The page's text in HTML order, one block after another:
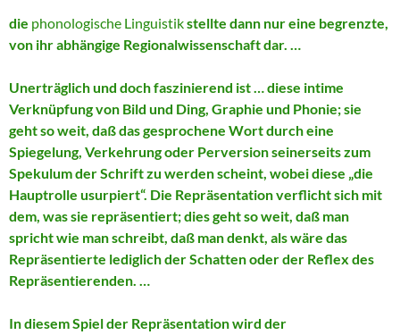
die phonologische Linguistikstellte dann nur eine begrenzte,
von ihr abhängige Regionalwissenschaft dar. …
Unerträglich und doch faszinierend ist … diese intime
Verknüpfung von Bild und Ding, Graphie und Phonie; sie
geht so weit, daß das gesprochene Wort durch eine
Spiegelung, Verkehrung oder Perversion seinerseits zum
Spekulum der Schrift zu werden scheint, wobei diese „die
Hauptrolle usurpiert“. Die Repräsentation verflicht sich mit
dem, was sie repräsentiert; dies geht so weit, daß man
spricht wie man schreibt, daß man denkt, als wäre das
Repräsentierte lediglich der Schatten oder der Reflex des
Repräsentierenden. …
In diesem Spiel der Repräsentation wird der